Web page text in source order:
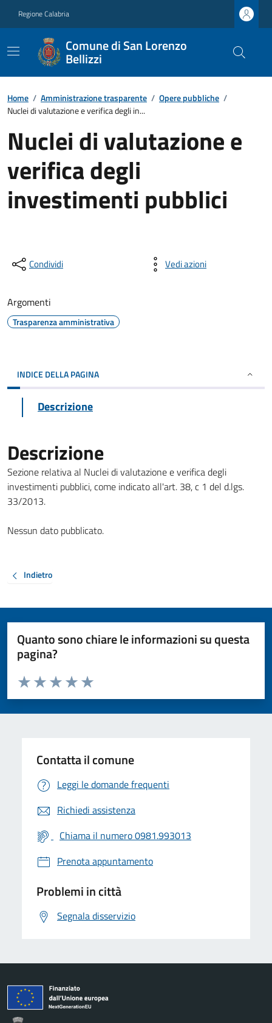
Regione Calabria
Comune di San Lorenzo
Bellizzi
Home / Amministrazione trasparente / Opere pubbliche /
Nuclei di valutazione e verifica degli in...
Nuclei di valutazione e
verifica degli
investimenti pubblici
Condividi Vedi azioni
Argomenti
Trasparenza amministrativa
INDICE DELLA PAGINA
Descrizione
Descrizione
Sezione relativa al Nuclei di valutazione e verifica degli
investimenti pubblici, come indicato all'art. 38, c 1 del d.lgs.
33/2013.
Nessun dato pubblicato.
Indietro
Quanto sono chiare le informazioni su questa
pagina?
Valuta da 1 a 5 stelle la pagina
Valuta 5 stelle su 5
Valuta 4 stelle su 5
Valuta 3 stelle su 5
Valuta 2 stelle su 5
Valuta 1 stelle su 5
Contatta il comune
Leggi le domande frequenti
Richiedi assistenza
Chiama il numero 0981.993013
Prenota appuntamento
Problemi in città
Segnala disservizio